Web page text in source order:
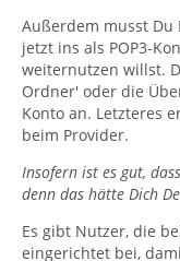
Außerdem musst Du
jetzt ins als POP3-
weiternutzen willst.
Ordner' oder die
Konto an. Letzteres
beim Provider.
Insofern ist es gut,
denn das hätte Dich
Es gibt Nutzer, die
eingerichtet bei,